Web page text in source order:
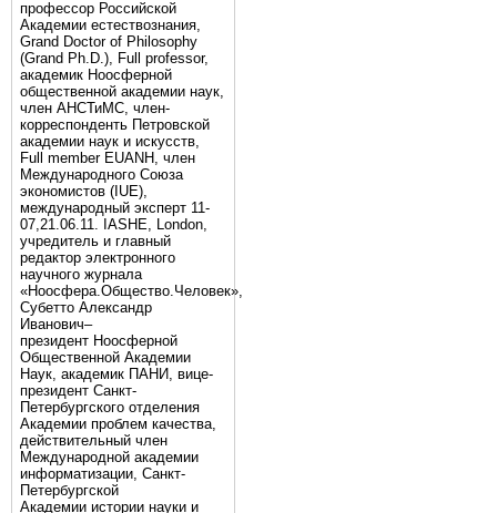
профессор Российской
Академии естествознания,
Grand Doctor of Philosophy
(Grand Ph.D.), Full professor,
академик Ноосферной
общественной академии наук,
член АНСТиМС, член-
корреспонденть Петровской
академии наук и искусств,
Full member EUANH, член
Международного Союза
экономистов (IUE),
международный эксперт 11-
07,21.06.11. IASHE, London,
учредитель и главный
редактор электронного
научного журнала
«Ноосфера.Общество.Человек»,
Субетто Александр
Иванович–
президент Ноосферной
Общественной Академии
Наук, академик ПАНИ, вице-
президент Санкт-
Петербургского отделения
Академии проблем качества,
действительный член
Международной академии
информатизации, Санкт-
Петербургской
Академии истории науки и